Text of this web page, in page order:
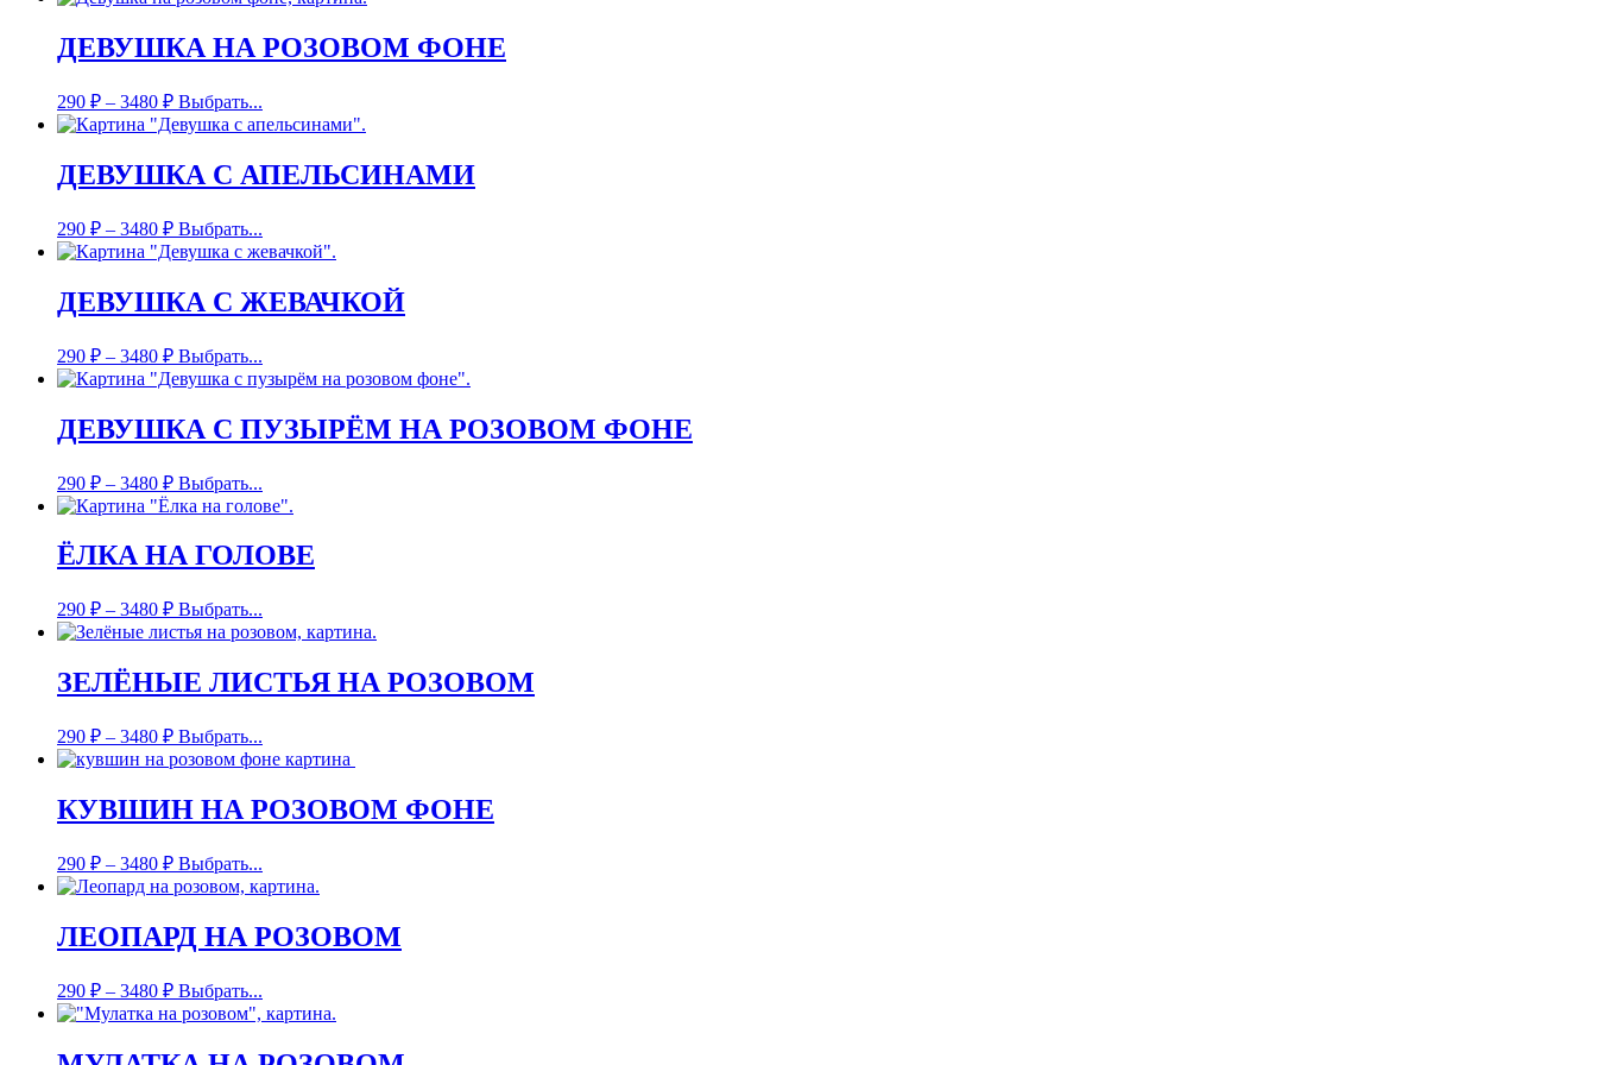
ДЕВУШКА НА РОЗОВОМ ФОНЕ
290 ₽ – 3480 ₽ Выбрать...
ДЕВУШКА С АПЕЛЬСИНАМИ
290 ₽ – 3480 ₽ Выбрать...
ДЕВУШКА С ЖЕВАЧКОЙ
290 ₽ – 3480 ₽ Выбрать...
ДЕВУШКА С ПУЗЫРЁМ НА РОЗОВОМ ФОНЕ
290 ₽ – 3480 ₽ Выбрать...
ЁЛКА НА ГОЛОВЕ
290 ₽ – 3480 ₽ Выбрать...
ЗЕЛЁНЫЕ ЛИСТЬЯ НА РОЗОВОМ
290 ₽ – 3480 ₽ Выбрать...
КУВШИН НА РОЗОВОМ ФОНЕ
290 ₽ – 3480 ₽ Выбрать...
ЛЕОПАРД НА РОЗОВОМ
290 ₽ – 3480 ₽ Выбрать...